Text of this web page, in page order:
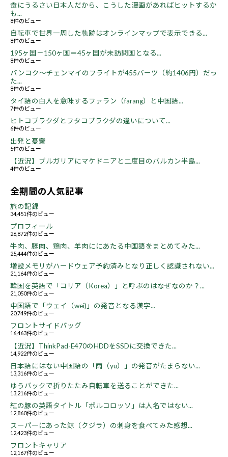
食にうるさい日本人だから、こうした漫画があればヒットするか
も...
8件のビュー
自転車で世界一周した軌跡はオンラインマップで表示できる...
8件のビュー
195ヶ国－150ヶ国＝45ヶ国が未訪問国となる...
8件のビュー
バンコク～チェンマイのフライトが455バーツ（約1406円）だっ
た...
8件のビュー
タイ語の白人を意味するファラン（farang）と中国語...
7件のビュー
ヒトコブラクダとフタコブラクダの違いについて...
6件のビュー
出発と憂鬱
5件のビュー
【近況】ブルガリアにマケドニアと二度目のバルカン半島...
4件のビュー
全期間の人気記事
旅の記録
34,451件のビュー
プロフィール
26,872件のビュー
牛肉、豚肉、鶏肉、羊肉ににあたる中国語をまとめてみた...
25,444件のビュー
増設メモリがハードウェア予約済みとなり正しく認識されない...
21,164件のビュー
韓国を英語で「コリア（Korea）」と呼ぶのはなぜなのか？...
21,050件のビュー
中国語で「ウェイ（wei)」の発音となる漢字...
20,749件のビュー
フロントサイドバッグ
16,463件のビュー
【近況】ThinkPad-E470のHDDをSSDに交換できた...
14,922件のビュー
日本語にはない中国語の「雨（yu）」の発音がたまらない...
13,316件のビュー
ゆうパックで折りたたみ自転車を送ることができた...
13,216件のビュー
紅の豚の英語タイトル「ポルコロッソ」は人名ではない...
12,860件のビュー
スーパーにあった鯨（クジラ）の刺身を食べてみた感想...
12,423件のビュー
フロントキャリア
12,167件のビュー